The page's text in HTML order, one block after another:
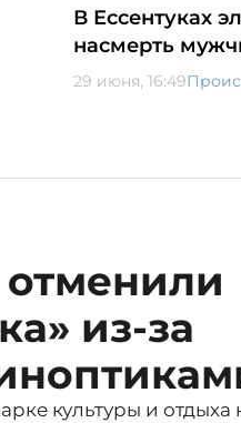
В Ессентуках
насмерть
29 июня, 16:49
отменили
из-за
культуры и отдыха